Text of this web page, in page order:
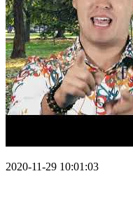
2020-11-29 10:01:03